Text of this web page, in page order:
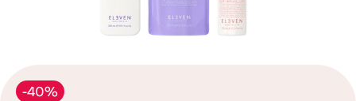
-40%